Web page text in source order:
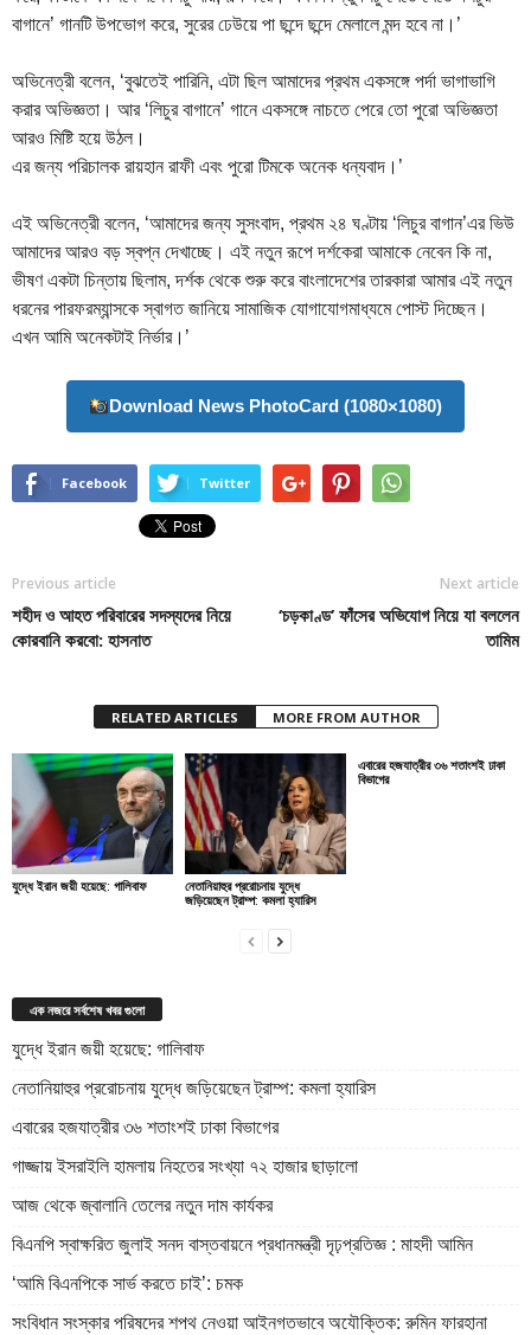
বাগানে’ গানটি উপভোগ করে, সুরের ঢেউয়ে পা ছন্দে ছন্দে মেলালে মন্দ হবে না।’
অভিনেত্রী বলেন, ‘বুঝতেই পারিনি, এটা ছিল আমাদের প্রথম একসঙ্গে পর্দা ভাগাভাগি
করার অভিজ্ঞতা। আর ‘লিচুর বাগানে’ গানে একসঙ্গে নাচতে পেরে তো পুরো অভিজ্ঞতা
আরও মিষ্টি হয়ে উঠল।
এর জন্য পরিচালক রায়হান রাফী এবং পুরো টিমকে অনেক ধন্যবাদ।’
এই অভিনেত্রী বলেন, ‘আমাদের জন্য সুসংবাদ, প্রথম ২৪ ঘণ্টায় ‘লিচুর বাগান’এর ভিউ
আমাদের আরও বড় স্বপ্ন দেখাচ্ছে। এই নতুন রূপে দর্শকেরা আমাকে নেবেন কি না,
ভীষণ একটা চিন্তায় ছিলাম, দর্শক থেকে শুরু করে বাংলাদেশের তারকারা আমার এই নতুন
ধরনের পারফরম্যান্সকে স্বাগত জানিয়ে সামাজিক যোগাযোগমাধ্যমে পোস্ট দিচ্ছেন।
এখন আমি অনেকটাই নির্ভার।’
Download News PhotoCard (1080×1080)
Facebook Twitter
Previous article
শহীদ ও আহত পরিবারের সদস্যদের নিয়ে
কোরবানি করবো: হাসনাত
Next article
‘চড়কাণ্ড’ ফাঁসের অভিযোগ নিয়ে যা বললেন
তামিম
RELATED ARTICLES MORE FROM AUTHOR
যুদ্ধে ইরান জয়ী হয়েছে: গালিবাফ
নেতানিয়াহুর প্ররোচনায় যুদ্ধে
জড়িয়েছেন ট্রাম্প: কমলা হ্যারিস
এবারের হজযাত্রীর ৩৬ শতাংশই ঢাকা
বিভাগের
এক নজরে সর্বশেষ খবর গুলো
যুদ্ধে ইরান জয়ী হয়েছে: গালিবাফ
নেতানিয়াহুর প্ররোচনায় যুদ্ধে জড়িয়েছেন ট্রাম্প: কমলা হ্যারিস
এবারের হজযাত্রীর ৩৬ শতাংশই ঢাকা বিভাগের
গাজ্জায় ইসরাইলি হামলায় নিহতের সংখ্যা ৭২ হাজার ছাড়ালো
আজ থেকে জ্বালানি তেলের নতুন দাম কার্যকর
বিএনপি স্বাক্ষরিত জুলাই সনদ বাস্তবায়নে প্রধানমন্ত্রী দৃঢ়প্রতিজ্ঞ : মাহদী আমিন
‘আমি বিএনপিকে সার্ভ করতে চাই’: চমক
সংবিধান সংস্কার পরিষদের শপথ নেওয়া আইনগতভাবে অযৌক্তিক: রুমিন ফারহানা